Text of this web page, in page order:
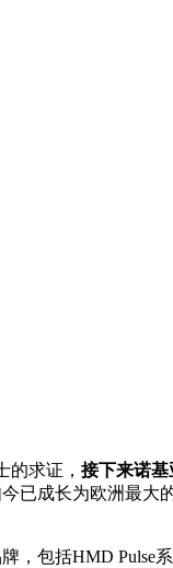
的求证， 接下来诺
成长为欧洲最大
包括HMD Pulse